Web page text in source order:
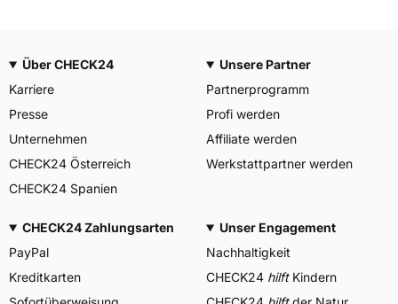
Über CHECK24
Karriere
Presse
Unternehmen
CHECK24 Österreich
CHECK24 Spanien
Unsere Partner
Partnerprogramm
Profi werden
Affiliate werden
Werkstattpartner werden
CHECK24 Zahlungsarten
PayPal
Kreditkarten
Unser Engagement
Nachhaltigkeit
CHECK24 hilftKindern